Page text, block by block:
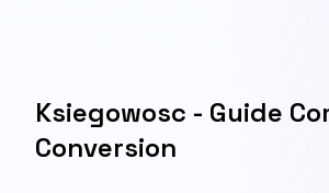
Ksiegowosc - Guide
Conversion